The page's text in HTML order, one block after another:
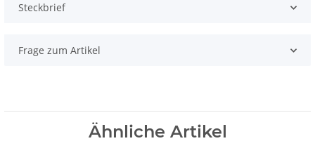
Steckbrief
Frage zum Artikel
Ähnliche Artikel